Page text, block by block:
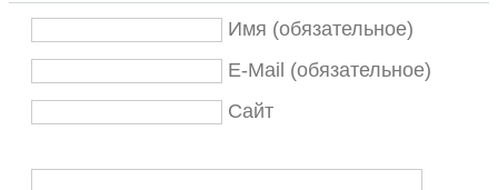
Имя (обязательное)
E-Mail (обязательное)
Сайт